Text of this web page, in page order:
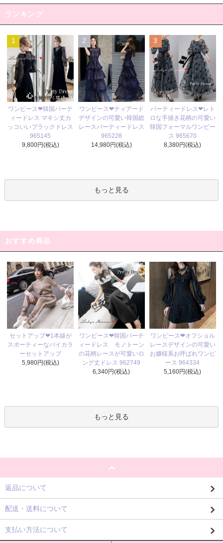
ランキング
1
ワンピース❤韓国パーテ
ィードレス マキシ丈カ
ッコいいブラックドレス
965145
9,800円(税込)
2
ワンピース❤ティアード
デザインの可愛い韓国総
レースパーティードレス
965228
14,980円(税込)
3
パーティードレス❤レト
ロな手描き花柄の可愛い
韓国フォーマルワンピー
ス 965670
8,380円(税込)
もっと見る
おすすめ商品
セットアップ❤1本線が
スポーティーなバイカラ
ーセットアップ
5,980円(税込)
ワンピース❤韓国パーテ
ィードレス モノトーン
の花柄レースが可愛いロ
ング丈ドレス 962749
6,340円(税込)
ワンピース❤オフショル
レースデザインの可愛い
お嬢様系お呼ばれワンピ
ース 964334
5,160円(税込)
もっと見る
返品について
配送・送料について
支払い方法について